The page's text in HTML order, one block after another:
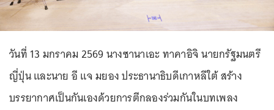
วันที่ 13 มกราคม 2569 นางซานาเอะ ทาคาอิจิ นายกรัฐมนตรี
ญี่ปุ่น และนาย อี แจ มยอง ประธานาธิบดีเกาหลีใต้ สร้าง
บรรยากาศเป็นกันเองด้วยการตีกลองร่วมกันในบทเพลง